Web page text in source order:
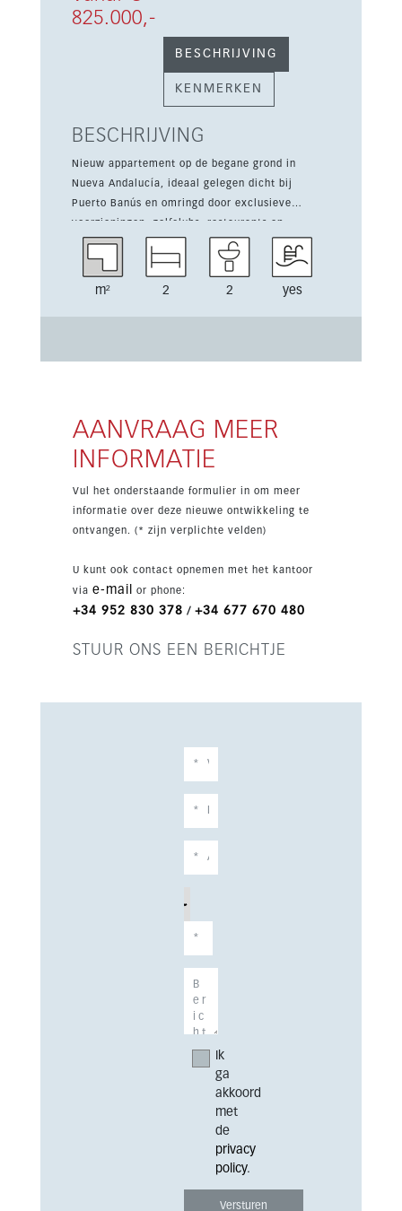
825.000,-
BESCHRIJVING
KENMERKEN
BESCHRIJVING
Nieuw appartement op de begane grond in
Nueva Andalucía, ideaal gelegen dicht bij
Puerto Banús en omringd door exclusieve
voorzieningen, golfclubs, restaurants en
sportfaciliteiten. Dit appartement biedt 106 m²
woonruimte met 2 slaapkamers, 2 badkamers en
een volledig ingerichte keuken, fitnessruimte,
aangeboden vanaf 825.000 euro. Oplevering
staat gepland voor Q3 2027, prijzen exclusief
10% btw.
m² 2 2 yes
AANVRAAG MEER
INFORMATIE
Vul het onderstaande formulier in om meer
informatie over deze nieuwe ontwikkeling te
ontvangen. (* zijn verplichte velden)
U kunt ook contact opnemen met het kantoor
via e-mail or phone:
+34 952 830 378 / +34 677 670 480
STUUR ONS EEN BERICHTJE
Ik
ga
akkoord
met
de
privacy
policy.